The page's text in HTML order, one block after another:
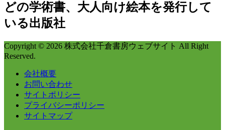
どの学術書、大人向け絵本を発行して
いる出版社
Copyright © 2026 株式会社千倉書房ウェブサイト All Right
Reserved.
会社概要
お問い合わせ
サイトポリシー
プライバシーポリシー
サイトマップ